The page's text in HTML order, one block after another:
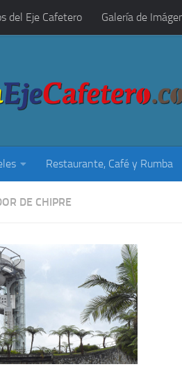
del Eje Cafetero Galería de
Restaurante, Café y Rumba
DE CHIPRE